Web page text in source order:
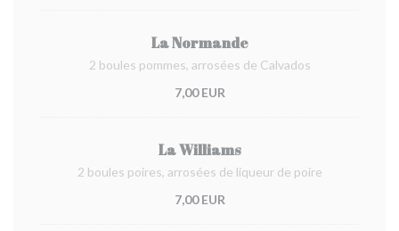
La Normande
2 boules pommes, arrosées de Calvados
7,00 EUR
La Williams
2 boules poires, arrosées de liqueur de poire
7,00 EUR